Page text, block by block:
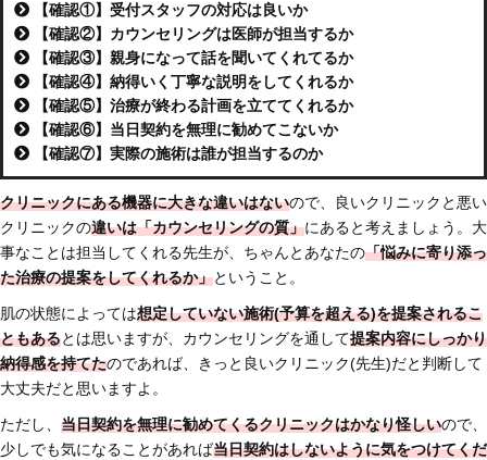
【確認①】受付スタッフの対応は良いか
【確認②】カウンセリングは医師が担当するか
【確認③】親身になって話を聞いてくれてるか
【確認④】納得いく丁寧な説明をしてくれるか
【確認⑤】治療が終わる計画を立ててくれるか
【確認⑥】当日契約を無理に勧めてこないか
【確認⑦】実際の施術は誰が担当するのか
クリニックにある機器に大きな違いはないので、良いクリニックと悪い
クリニックの違いは「カウンセリングの質」にあると考えましょう。大
事なことは担当してくれる先生が、ちゃんとあなたの「悩みに寄り添っ
た治療の提案をしてくれるか」ということ。
肌の状態によっては想定していない施術(予算を超える)を提案されるこ
ともあるとは思いますが、カウンセリングを通して提案内容にしっかり
納得感を持てたのであれば、きっと良いクリニック(先生)だと判断して
大丈夫だと思いますよ。
ただし、 当日契約を無理に勧めてくるクリニックはかなり怪しいので、
少しでも気になることがあれば当日契約はしないように気をつけてくだ